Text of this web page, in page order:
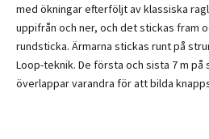
med ökningar efterföljt av klassiska
uppifrån och ner, och det stickas fram
rundsticka. Ärmarna stickas runt på
Loop-teknik. De första och sista 7 m på
överlappar varandra för att bilda